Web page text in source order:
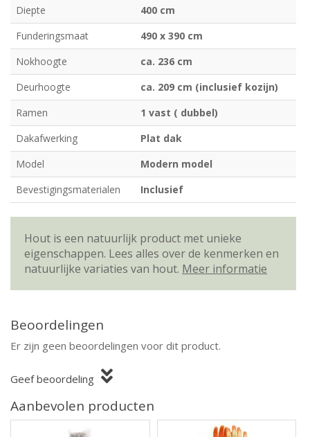
Diepte
400 cm
Funderingsmaat
490 x 390 cm
Nokhoogte
ca. 236 cm
Deurhoogte
ca. 209 cm (inclusief kozijn)
Ramen
1 vast ( dubbel)
Dakafwerking
Plat dak
Model
Modern model
Bevestigingsmaterialen
Inclusief
Hout is een natuurlijk product met unieke
eigenschappen. Lees alles over de kenmerken en
natuurlijke variaties van hout. Meer informatie
Beoordelingen
Er zijn geen beoordelingen voor dit product.
Geef beoordeling
Aanbevolen producten